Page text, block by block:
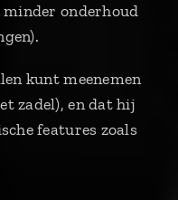
onderhoud
kunt meenemen
zadel), en dat hij
features zoals